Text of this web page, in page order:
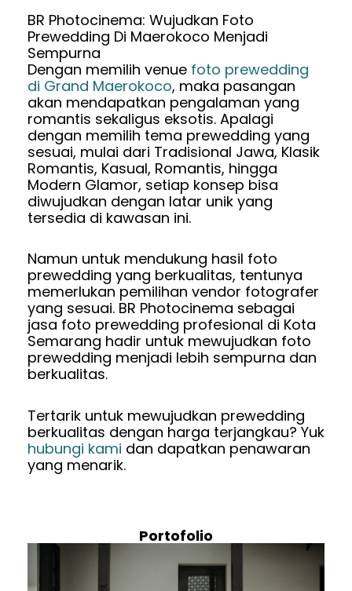
BR Photocinema: Wujudkan Foto
Prewedding Di Maerokoco Menjadi
Sempurna
Dengan memilih venue foto prewedding
di Grand Maerokoco, maka pasangan
akan mendapatkan pengalaman yang
romantis sekaligus eksotis. Apalagi
dengan memilih tema prewedding yang
sesuai, mulai dari Tradisional Jawa, Klasik
Romantis, Kasual, Romantis, hingga
Modern Glamor, setiap konsep bisa
diwujudkan dengan latar unik yang
tersedia di kawasan ini.
Namun untuk mendukung hasil foto
prewedding yang berkualitas, tentunya
memerlukan pemilihan vendor fotografer
yang sesuai. BR Photocinema sebagai
jasa foto prewedding profesional di Kota
Semarang hadir untuk mewujudkan foto
prewedding menjadi lebih sempurna dan
berkualitas.
Tertarik untuk mewujudkan prewedding
berkualitas dengan harga terjangkau? Yuk
hubungi kami dan dapatkan penawaran
yang menarik.
Portofolio